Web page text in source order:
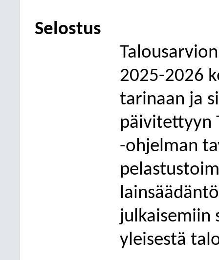
Selostus
2025-2026
tarinaan ja
päivitettyyn
-ohjelman
julkaisemiin
yleisestä